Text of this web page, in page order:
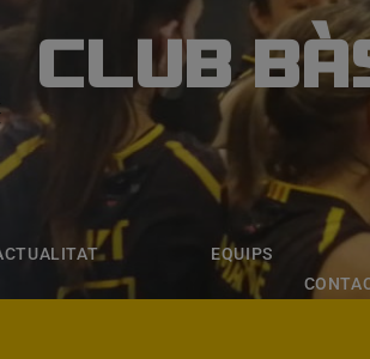
CLUB
EQUIPS ESCOLA